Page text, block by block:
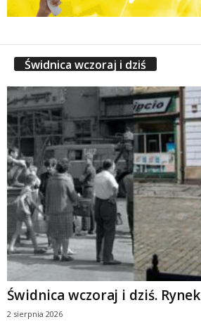
Świdnica wczoraj i dziś
Świdnica wczoraj i dziś. Rynek
2 sierpnia 2026